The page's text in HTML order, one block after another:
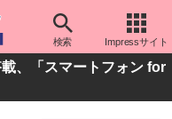
検索 Impressサイト
、「スマートフォン for